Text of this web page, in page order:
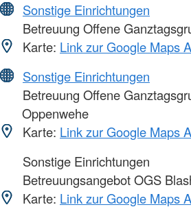
Sonstige Einrichtungen
Betreuung Offene
Karte: Link zur Google Maps
Sonstige Einrichtungen
Betreuung Offene
Oppenwehe
Karte: Link zur Google Maps
Sonstige Einrichtungen
Betreuungsangebot OGS
Karte: Link zur Google Maps